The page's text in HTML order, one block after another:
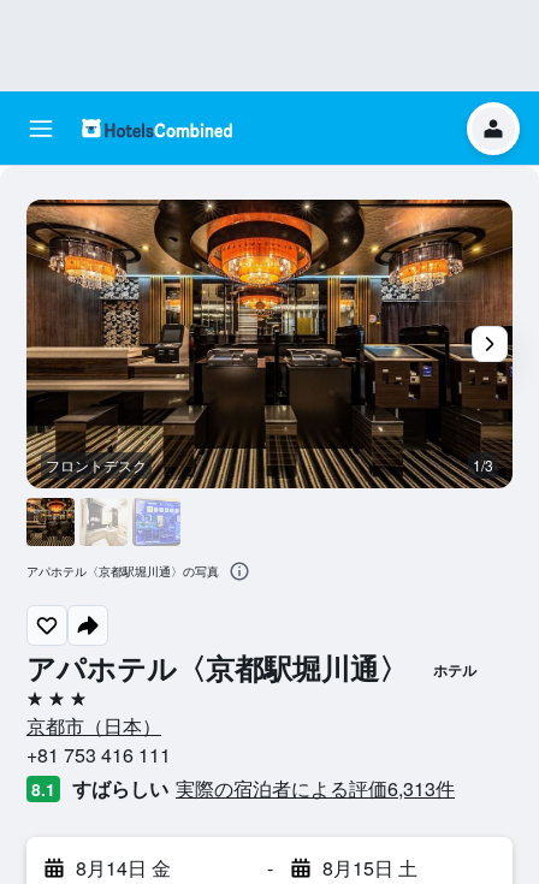
アパホテル〈京都駅堀川通〉 ホテル
3つ星
京都市​（日本​）​
+81 753 416 111
8.1 すばらしい 実際の宿泊者による評価6,313​件
8月14日 金 - 8月15日 土
フロントデスク 1/3
アパホテル〈京都駅堀川通〉の写真